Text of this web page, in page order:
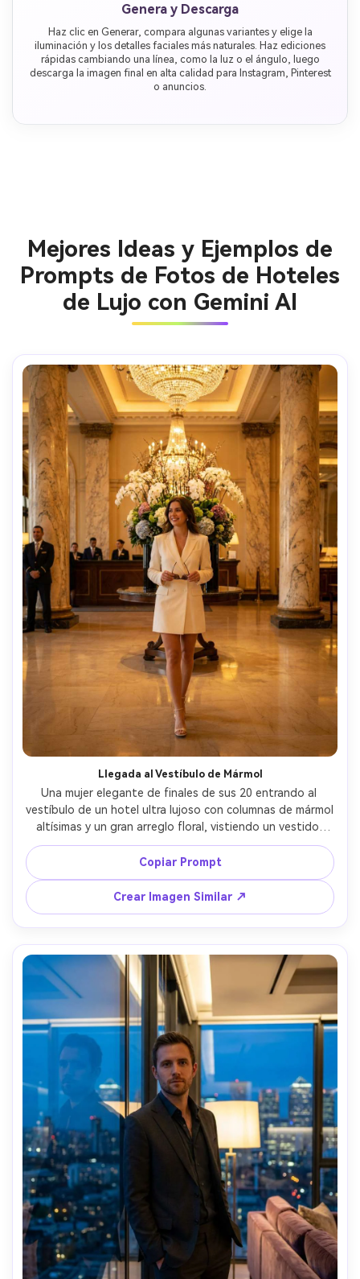
Genera y Descarga
Haz clic en Generar, compara algunas variantes y elige la
iluminación y los detalles faciales más naturales. Haz ediciones
rápidas cambiando una línea, como la luz o el ángulo, luego
descarga la imagen final en alta calidad para Instagram, Pinterest
o anuncios.
Mejores Ideas y Ejemplos de
Prompts de Fotos de Hoteles
de Lujo con Gemini AI
Llegada al Vestíbulo de Mármol
Una mujer elegante de finales de sus 20 entrando al
vestíbulo de un hotel ultra lujoso con columnas de mármol
altísimas y un gran arreglo floral, vistiendo un vestido-
blazer marfil ajustado y lentes de sol en mano, caminar
confiado, escritorio de conserjería desenfocado detrás,
cálida luz de araña, reflejos cinematográficos en piso de
piedra pulida, tomada con Sony A7IV, lente 35mm,
encuadre de cuerpo completo a nivel de ojos, fotografía
editorial de viajes, textura de piel ultra realista, detalles
nítidos, gradación de color premium --ar 4:5
Copiar Prompt
Crear Imagen Similar ↗